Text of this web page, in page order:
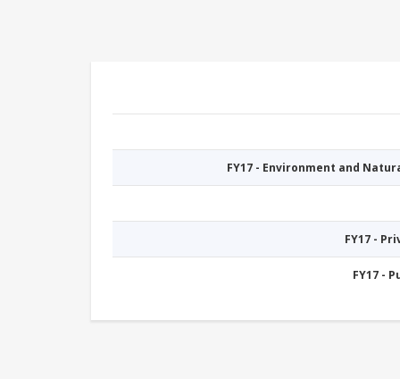
FY17 - Environment and
FY17 -
FY17 -